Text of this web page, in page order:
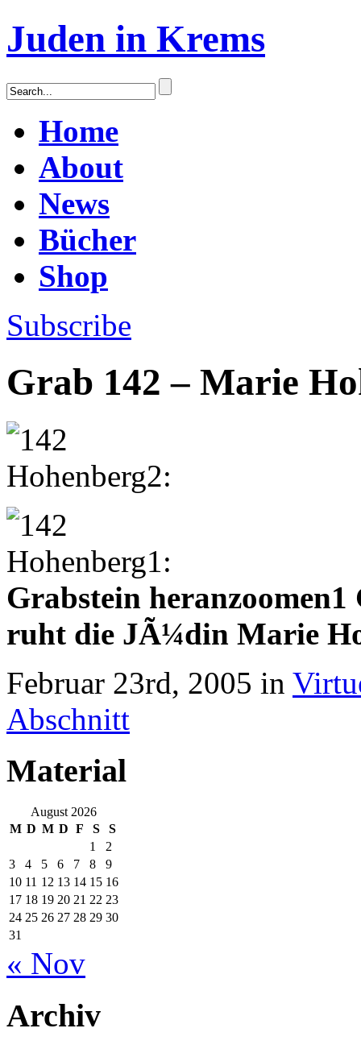
Juden in Krems
Home
About
News
Bücher
Shop
Subscribe
Grab 142 – Marie
Grabstein
ruht die JÃ¼din Marie
Februar 23rd, 2005 in
Abschnitt
Material
August 2026
M D M D F S
S
1
2
3
4 5 6 7 8
9
10 11 12 13 14 15 16
17 18 19 20 21 22 23
24 25 26 27 28 29 30
31
« Nov
Archiv